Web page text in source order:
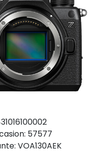
57577
VOA130AEK